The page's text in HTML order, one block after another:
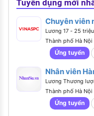
Tuyển dụng mới
Chuyên viên
25 triệu)
Lương 17 - 25 triệu
Thành phố Hà Nội
Ứng tuyển
Nhân viên
Lương Thương
Thành phố Hà Nội
Ứng tuyển